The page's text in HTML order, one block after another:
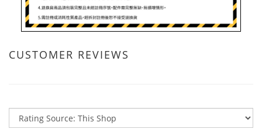
CUSTOMER REVIEWS